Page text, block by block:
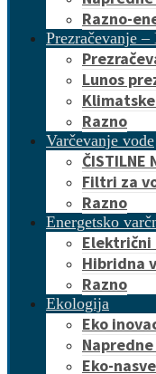
Razno-
Prezračevanje
Lunos
Razno
Varčevanje vode
ČISTILNE
Filtri za
Razno
Energetsko
Električni
Hibridna
Razno
Ekologija
Eko
Eko-